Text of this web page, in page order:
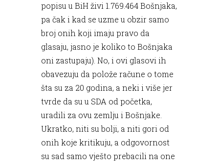
popisu u BiH živi 1.769.464 Bošnjaka,
pa čak i kad se uzme u obzir samo
broj onih koji imaju pravo da
glasaju, jasno je koliko to Bošnjaka
oni zastupaju). No, i ovi glasovi ih
obavezuju da polože račune o tome
šta su za 20 godina, a neki i više jer
tvrde da su u SDA od početka,
uradili za ovu zemlju i Bošnjake.
Ukratko, niti su bolji, a niti gori od
onih koje kritikuju, a odgovornost
su sad samo vješto prebacili na one